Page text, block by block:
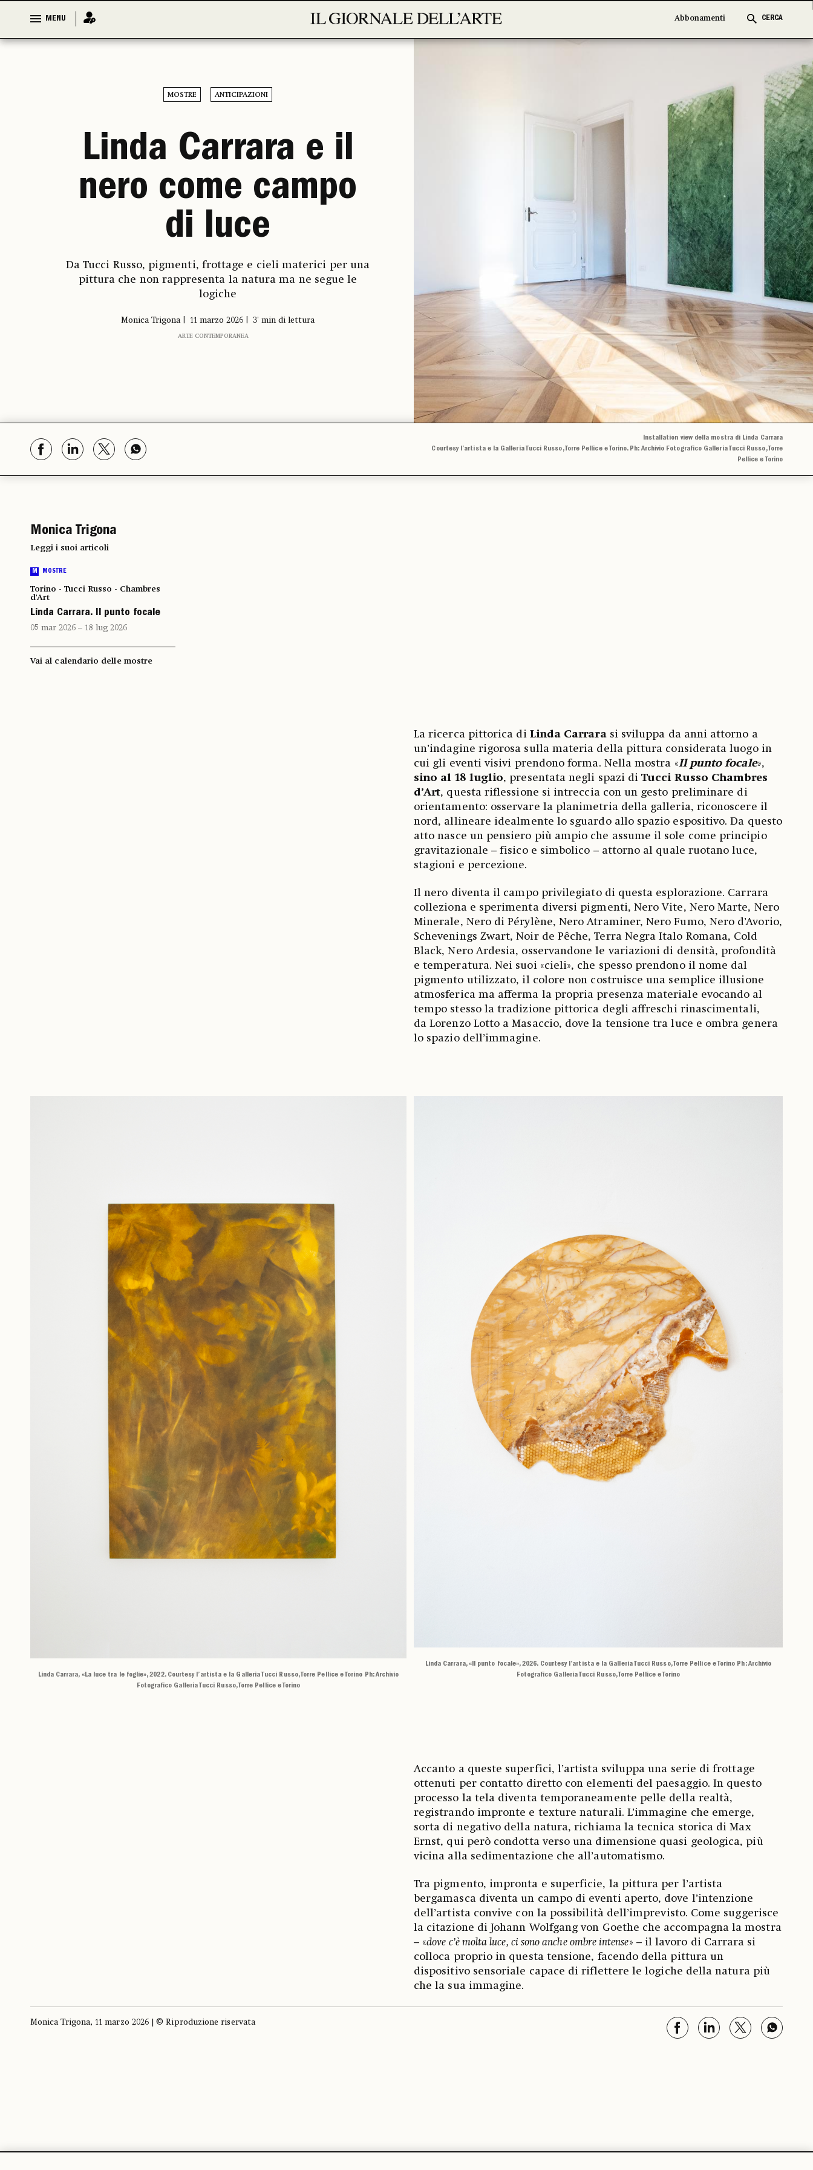
MENU Abbonamenti CERCA
MENU Abbonamenti CERCA
MOSTRE ANTICIPAZIONI
Linda Carrara e il
nero come campo
di luce
Da Tucci Russo, pigmenti, frottage e cieli materici per una
pittura che non rappresenta la natura ma ne segue le
logiche
Monica Trigona 11 marzo 2026 3' min di lettura
ARTE CONTEMPORANEA
Installation view della mostra di Linda Carrara
Courtesy l’artista e la Galleria Tucci Russo, Torre Pellice e Torino. Ph: Archivio Fotografico Galleria Tucci Russo, Torre
Pellice e Torino
Monica Trigona
Leggi i suoi articoli
M MOSTRE
Torino - Tucci Russo - Chambres
d'Art
Linda Carrara. Il punto focale
05 mar 2026 – 18 lug 2026
Vai al calendario delle mostre
La ricerca pittorica di Linda Carrarasi sviluppa da anni attorno a
un’indagine rigorosa sulla materia della pittura considerata luogo in
cui gli eventi visivi prendono forma. Nella mostra «Il punto focale»,
sino al 18 luglio, presentata negli spazi diTucci Russo Chambres
d’Art, questa riflessione si intreccia con un gesto preliminare di
orientamento: osservare la planimetria della galleria, riconoscere il
nord, allineare idealmente lo sguardo allo spazio espositivo. Da questo
atto nasce un pensiero più ampio che assume il sole come principio
gravitazionale – fisico e simbolico – attorno al quale ruotano luce,
stagioni e percezione.
Il nero diventa il campo privilegiato di questa esplorazione. Carrara
colleziona e sperimenta diversi pigmenti, Nero Vite, Nero Marte, Nero
Minerale, Nero di Pérylène, Nero Atraminer, Nero Fumo, Nero d’Avorio,
Schevenings Zwart, Noir de Pêche, Terra Negra Italo Romana, Cold
Black, Nero Ardesia, osservandone le variazioni di densità, profondità
e temperatura. Nei suoi «cieli», che spesso prendono il nome dal
pigmento utilizzato, il colore non costruisce una semplice illusione
atmosferica ma afferma la propria presenza materiale evocando al
tempo stesso la tradizione pittorica degli affreschi rinascimentali,
da Lorenzo Lotto a Masaccio, dove la tensione tra luce e ombra genera
lo spazio dell’immagine.
Linda Carrara, «La luce tra le foglie», 2022. Courtesy l’artista e la Galleria Tucci Russo, Torre Pellice e Torino Ph: Archivio
Fotografico Galleria Tucci Russo, Torre Pellice e Torino
Linda Carrara, «Il punto focale», 2026. Courtesy l’artista e la Galleria Tucci Russo, Torre Pellice e Torino Ph: Archivio
Fotografico Galleria Tucci Russo, Torre Pellice e Torino
Accanto a queste superfici, l’artista sviluppa una serie di frottage
ottenuti per contatto diretto con elementi del paesaggio. In questo
processo la tela diventa temporaneamente pelle della realtà,
registrando impronte e texture naturali. L’immagine che emerge,
sorta di negativo della natura, richiama la tecnica storica di Max
Ernst, qui però condotta verso una dimensione quasi geologica, più
vicina alla sedimentazione che all’automatismo.
Tra pigmento, impronta e superficie, la pittura per l’artista
bergamasca diventa un campo di eventi aperto, dove l’intenzione
dell’artista convive con la possibilità dell’imprevisto. Come suggerisce
la citazione di Johann Wolfgang von Goethe che accompagna la mostra
– «dove c’è molta luce, ci sono anche ombre intense» – il lavoro di Carrara si
colloca proprio in questa tensione, facendo della pittura un
dispositivo sensoriale capace di riflettere le logiche della natura più
che la sua immagine.
Monica Trigona, 11 marzo 2026 | © Riproduzione riservata